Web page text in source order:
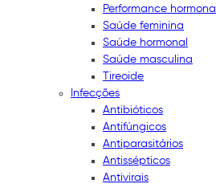
Performance hormonal
Saúde feminina
Saúde hormonal
Saúde masculina
Tireoide
Infecções
Antibióticos
Antifúngicos
Antiparasitários
Antissépticos
Antivirais